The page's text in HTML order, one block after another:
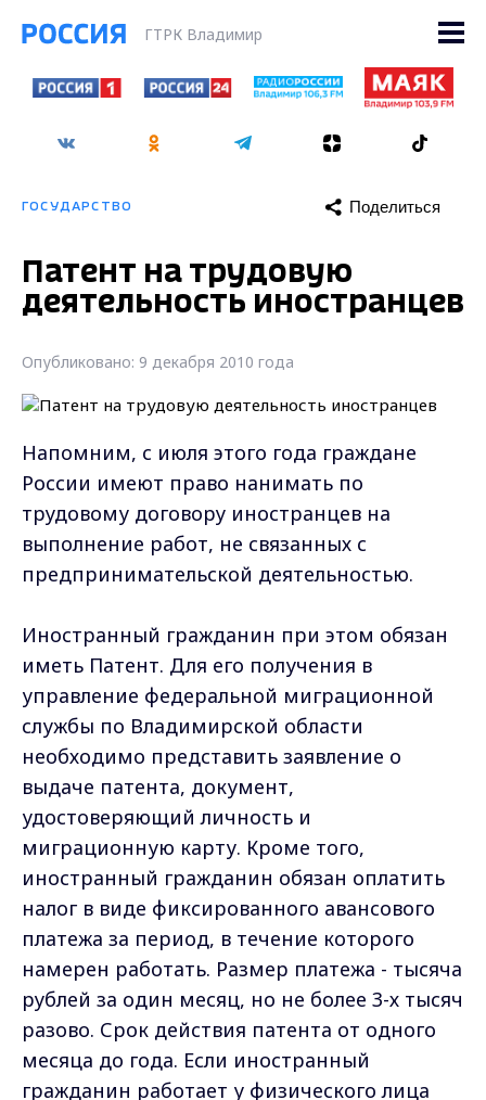
ГТРК Владимир
ГОСУДАРСТВО Поделиться
Патент на трудовую
деятельность иностранцев
Опубликовано: 9 декабря 2010 года
Напомним, с июля этого года граждане
России имеют право нанимать по
трудовому договору иностранцев на
выполнение работ, не связанных с
предпринимательской деятельностью.
Иностранный гражданин при этом обязан
иметь Патент. Для его получения в
управление федеральной миграционной
службы по Владимирской области
необходимо представить заявление о
выдаче патента, документ,
удостоверяющий личность и
миграционную карту. Кроме того,
иностранный гражданин обязан оплатить
налог в виде фиксированного авансового
платежа за период, в течение которого
намерен работать. Размер платежа - тысяча
рублей за один месяц, но не более 3-х тысяч
разово. Срок действия патента от одного
месяца до года. Если иностранный
гражданин работает у физического лица